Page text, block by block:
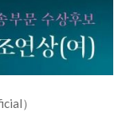
）